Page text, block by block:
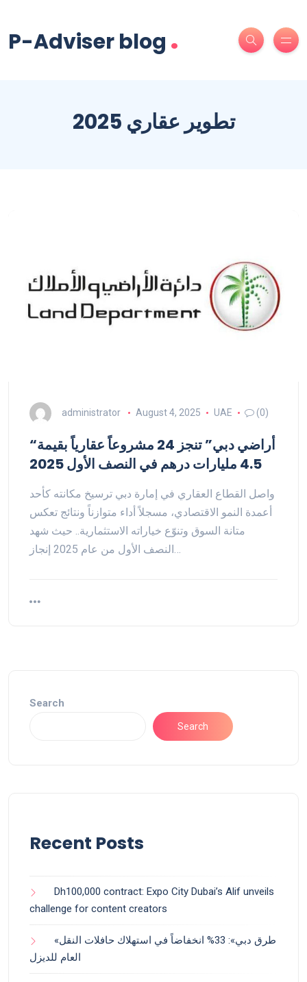
P-Adviser blog .
تطوير عقاري 2025
administrator August 4, 2025 UAE (0)
“أراضي دبي” تنجز 24 مشروعاً عقارياً بقيمة
4.5 مليارات درهم في النصف الأول 2025
واصل القطاع العقاري في إمارة دبي ترسيخ مكانته كأحد
أعمدة النمو الاقتصادي، مسجلاً أداء متوازناً ونتائج تعكس
متانة السوق وتنوّع خياراته الاستثمارية.. حيث شهد
النصف الأول من عام 2025 إنجاز…
Search
Search
Recent Posts
Dh100,000 contract: Expo City Dubai’s Alif unveils
challenge for content creators
«طرق دبي»: 33% انخفاضاً في استهلاك حافلات النقل
العام للديزل